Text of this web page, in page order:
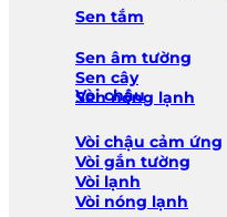
Sen tắm
Sen âm tường
Sen cây
Sen nóng lạnh
Vòi chậu
Vòi chậu cảm ứng
Vòi gắn tường
Vòi lạnh
Vòi nóng lạnh